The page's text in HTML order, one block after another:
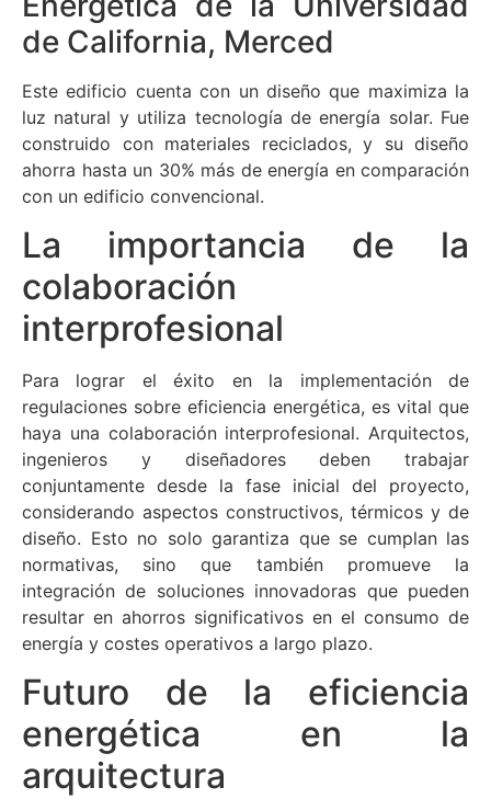
de California, Merced
Este edificio cuenta con un diseño que maximiza la
luz natural y utiliza tecnología de energía solar. Fue
construido con materiales reciclados, y su diseño
ahorra hasta un 30% más de energía en comparación
con un edificio convencional.
La importancia de la
colaboración
interprofesional
Para lograr el éxito en la implementación de
regulaciones sobre eficiencia energética, es vital que
haya una colaboración interprofesional. Arquitectos,
ingenieros y diseñadores deben trabajar
conjuntamente desde la fase inicial del proyecto,
considerando aspectos constructivos, térmicos y de
diseño. Esto no solo garantiza que se cumplan las
normativas, sino que también promueve la
integración de soluciones innovadoras que pueden
resultar en ahorros significativos en el consumo de
energía y costes operativos a largo plazo.
Futuro de la eficiencia
energética en la
arquitectura